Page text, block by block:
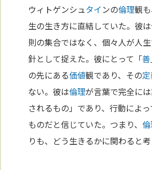
ウィトゲンシュタイ ンの倫理観も
生の生き方に直結していた。彼は
則の集合ではなく、個々人が人
針として捉えた。彼にとって「善
の先にある価値観であり、その
ない。彼は倫理が言葉で完全に
されるもの」であり、行動によ
ものだと信じていた。つまり、
りも、どう生きるかに関わると考